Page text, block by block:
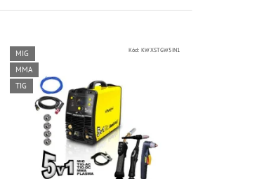
MIG
MMA
TIG
Kód:KWXSTGW5IN1